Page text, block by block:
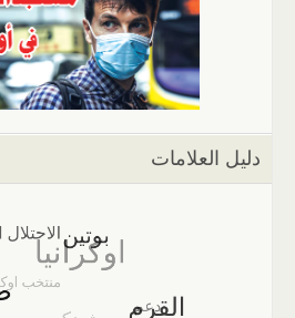
دليل العلامات